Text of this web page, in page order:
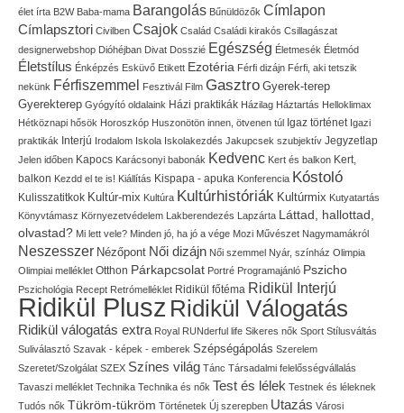
élet írta B2W Baba-mama Barangolás Bűnüldözők Címlapon
Címlapsztori Civilben Csajok Család Családi kirakós Csillagászat
designerwebshop Dióhéjban Divat Dosszié Egészség Életmesék Életmód
Életstílus Énképzés Esküvő Etikett Ezotéria Férfi dizájn Férfi, aki tetszik
nekünk Férfiszemmel Fesztivál Film Gasztro Gyerek-terep
Gyerekterep Gyógyító oldalaink Házi praktikák Házilag Háztartás Helloklimax
Hétköznapi hősök Horoszkóp Huszonötön innen, ötvenen túl Igaz történet Igazi
praktikák Interjú Irodalom Iskola Iskolakezdés Jakupcsek szubjektív Jegyzetlap
Jelen időben Kapocs Karácsonyi babonák Kedvenc Kert és balkon Kert,
balkon Kezdd el te is! Kiállítás Kispapa - apuka Konferencia Kóstoló
Kulisszatitkok Kultúr-mix Kultúra Kultúrhistóriák Kultúrmix Kutyatartás
Könyvtámasz Környezetvédelem Lakberendezés Lapzárta Láttad, hallottad,
olvastad? Mi lett vele? Minden jó, ha jó a vége Mozi Művészet Nagymamákról
Neszesszer Nézőpont Női dizájn Női szemmel Nyár, színház Olimpia
Olimpiai melléklet Otthon Párkapcsolat Portré Programajánló Pszicho
Pszichológia Recept Retrómelléklet Ridikül főtéma Ridikül Interjú
Ridikül Plusz Ridikül Válogatás
Ridikül válogatás extra Royal RUNderful life Sikeres nők Sport Stílusváltás
Suliválasztó Szavak - képek - emberek Szépségápolás Szerelem
Szeretet/Szolgálat SZEX Színes világ Tánc Társadalmi felelősségvállalás
Tavaszi melléklet Technika Technika és nők Test és lélek Testnek és léleknek
Tudós nők Tükröm-tükröm Történetek Új szerepben Utazás Városi